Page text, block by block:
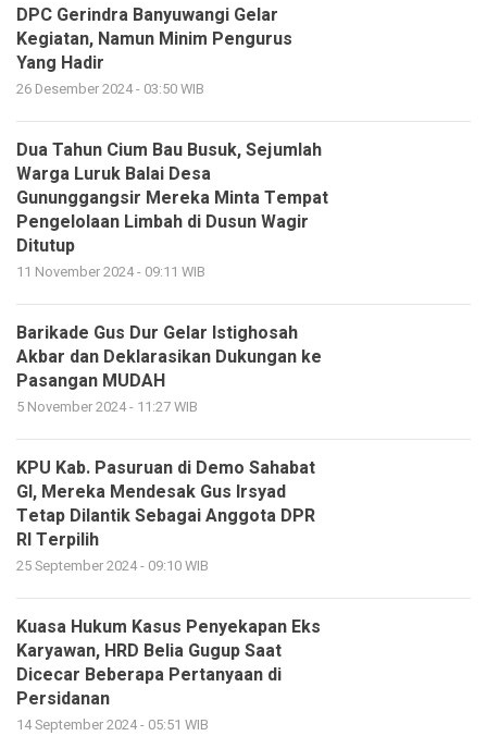
DPC Gerindra Banyuwangi Gelar
Kegiatan, Namun Minim Pengurus
Yang Hadir
26 Desember 2024 - 03:50 WIB
Dua Tahun Cium Bau Busuk, Sejumlah
Warga Luruk Balai Desa
Gununggangsir Mereka Minta Tempat
Pengelolaan Limbah di Dusun Wagir
Ditutup
11 November 2024 - 09:11 WIB
Barikade Gus Dur Gelar Istighosah
Akbar dan Deklarasikan Dukungan ke
Pasangan MUDAH
5 November 2024 - 11:27 WIB
KPU Kab. Pasuruan di Demo Sahabat
GI, Mereka Mendesak Gus Irsyad
Tetap Dilantik Sebagai Anggota DPR
RI Terpilih
25 September 2024 - 09:10 WIB
Kuasa Hukum Kasus Penyekapan Eks
Karyawan, HRD Belia Gugup Saat
Dicecar Beberapa Pertanyaan di
Persidanan
14 September 2024 - 05:51 WIB